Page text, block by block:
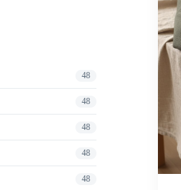
48
48
48
48
48